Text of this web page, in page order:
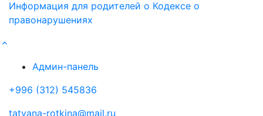
Информация для родителей о Кодексе о
правонарушениях
Админ-панель
+996 (312) 545836
tatyana-rotkina@mail.ru